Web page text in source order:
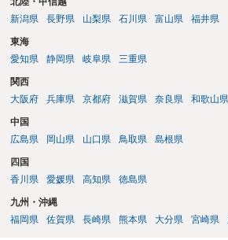
新潟県
長野県 山梨県 石川県 富山県 福井県
東海
愛知県
静岡県 岐阜県 三重県
関西
大阪府
兵庫県 京都府 滋賀県 奈良県 和歌山県
中国
広島県
岡山県 山口県 鳥取県 島根県
四国
香川県
愛媛県 高知県 徳島県
九州・沖縄
福岡県
佐賀県 長崎県 熊本県 大分県 宮崎県